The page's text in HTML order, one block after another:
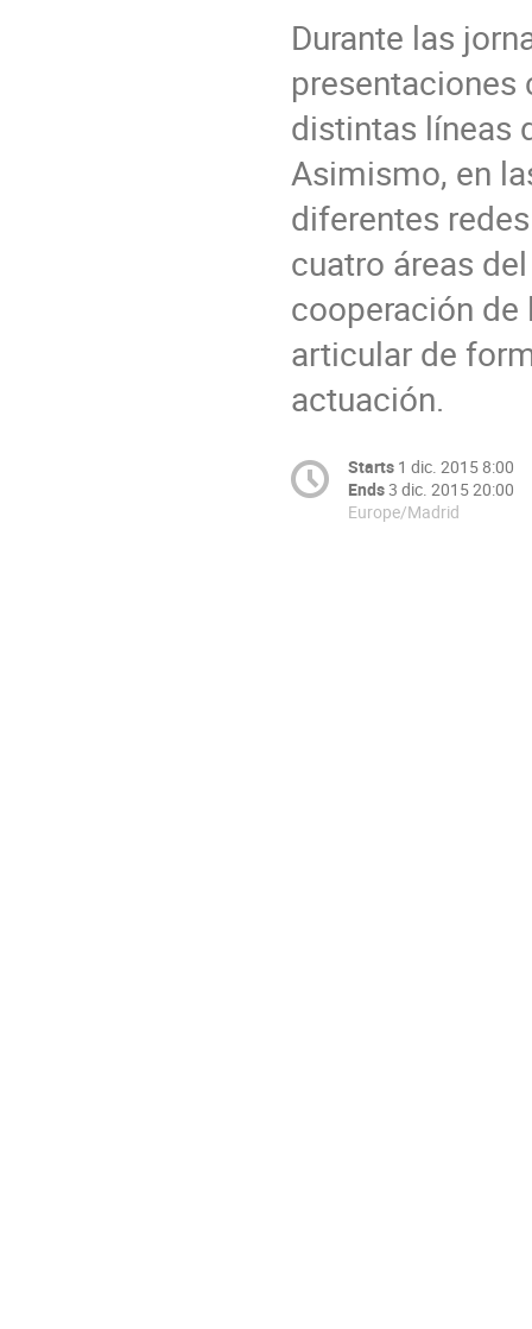
Durante las
distintas líneas
Asimismo, en
diferentes
cuatro áreas
cooperación
articular de
actuación.
Starts 1 dic. 2015 8:00
Ends3 dic. 2015 20:00
Europe/Madrid